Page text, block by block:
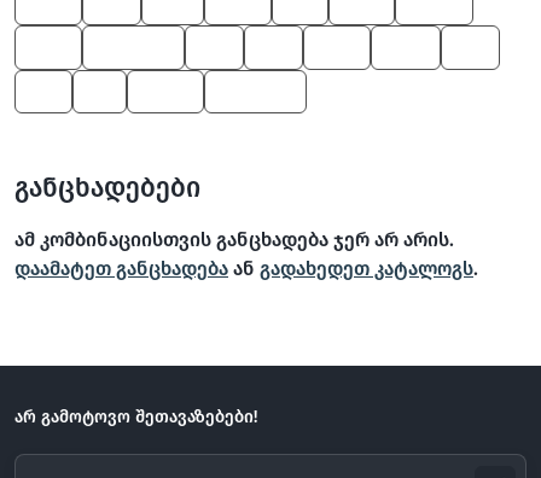
განცხადებები
ამ კომბინაციისთვის განცხადება ჯერ არ არის.
დაამატეთ განცხადება ან გადახედეთ კატალოგს.
არ გამოტოვო შეთავაზებები!